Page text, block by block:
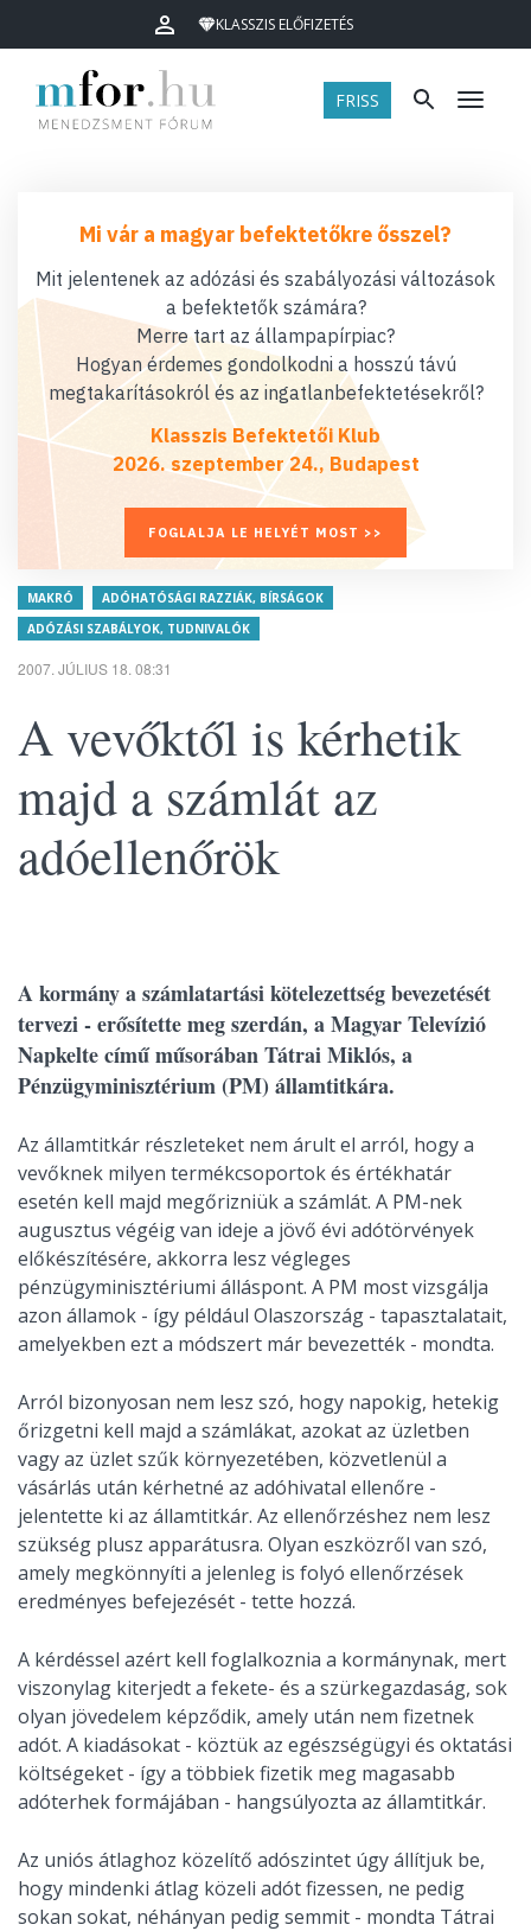
KLASSZIS ELŐFIZETÉS
FRISS Menü
Mi vár a magyar befektetőkre ősszel?
Mit jelentenek az adózási és szabályozási változások
a befektetők számára?
Merre tart az állampapírpiac?
Hogyan érdemes gondolkodni a hosszú távú
megtakarításokról és az ingatlanbefektetésekről?
Klasszis Befektetői Klub
2026. szeptember 24., Budapest
FOGLALJA LE HELYÉT MOST >>
MAKRÓ
ADÓHATÓSÁGI RAZZIÁK, BÍRSÁGOK
ADÓZÁSI SZABÁLYOK, TUDNIVALÓK
2007. JÚLIUS 18. 08:31
A vevőktől is kérhetik
majd a számlát az
adóellenőrök
A kormány a számlatartási kötelezettség bevezetését
tervezi - erősítette meg szerdán, a Magyar Televízió
Napkelte című műsorában Tátrai Miklós, a
Pénzügyminisztérium (PM) államtitkára.
Az államtitkár részleteket nem árult el arról, hogy a
vevőknek milyen termékcsoportok és értékhatár
esetén kell majd megőrizniük a számlát. A PM-nek
augusztus végéig van ideje a jövő évi adótörvények
előkészítésére, akkorra lesz végleges
pénzügyminisztériumi álláspont. A PM most vizsgálja
azon államok - így például Olaszország - tapasztalatait,
amelyekben ezt a módszert már bevezették - mondta.
Arról bizonyosan nem lesz szó, hogy napokig, hetekig
őrizgetni kell majd a számlákat, azokat az üzletben
vagy az üzlet szűk környezetében, közvetlenül a
vásárlás után kérhetné az adóhivatal ellenőre -
jelentette ki az államtitkár. Az ellenőrzéshez nem lesz
szükség plusz apparátusra. Olyan eszközről van szó,
amely megkönnyíti a jelenleg is folyó ellenőrzések
eredményes befejezését - tette hozzá.
A kérdéssel azért kell foglalkoznia a kormánynak, mert
viszonylag kiterjedt a fekete- és a szürkegazdaság, sok
olyan jövedelem képződik, amely után nem fizetnek
adót. A kiadásokat - köztük az egészségügyi és oktatási
költségeket - így a többiek fizetik meg magasabb
adóterhek formájában - hangsúlyozta az államtitkár.
Az uniós átlaghoz közelítő adószintet úgy állítjuk be,
hogy mindenki átlag közeli adót fizessen, ne pedig
sokan sokat, néhányan pedig semmit - mondta Tátrai